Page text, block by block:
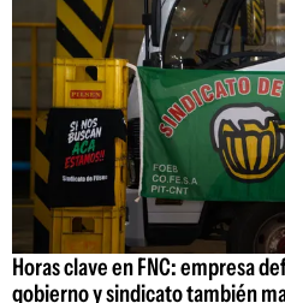
Horas clave en FNC: empresa
gobierno y sindicato también